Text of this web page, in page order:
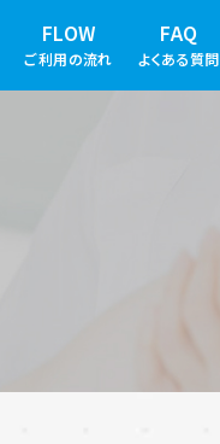
FLOW
ご利用の流れ
FAQ
よくある質問